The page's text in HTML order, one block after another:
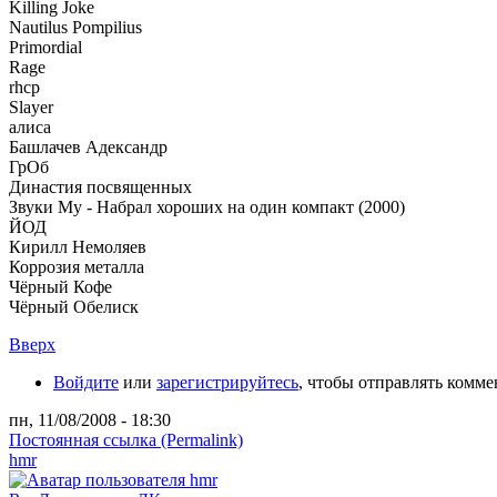
Killing Joke
Nautilus Pompilius
Primordial
Rage
rhcp
Slayer
алиса
Башлачев Адександр
ГрОб
Династия посвященных
Звуки Му - Набрал хороших на один компакт (2000)
ЙОД
Кирилл Немоляев
Коррозия металла
Чёрный Кофе
Чёрный Обелиск
Вверх
Войдите или зарегистрируйтесь, чтобы отправлять
пн, 11/08/2008 - 18:30
Постоянная ссылка (Permalink)
hmr